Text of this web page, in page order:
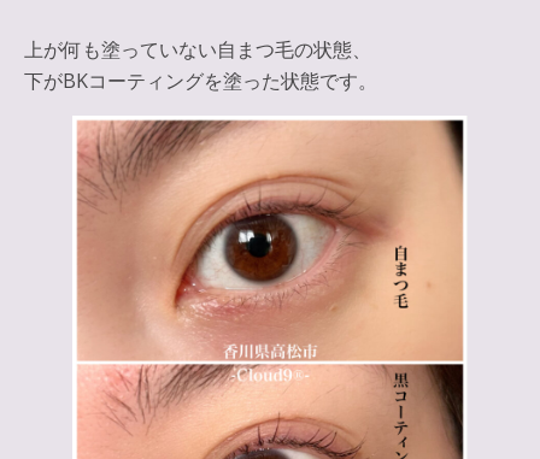
上が何も塗っていない自まつ毛の状態、
下がBKコーティングを塗った状態です。